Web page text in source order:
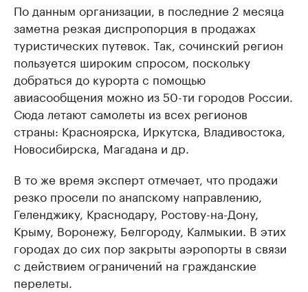
По данным организации, в последние 2 месяца
заметна резкая диспропорция в продажах
туристических путевок. Так, сочинский регион
пользуется широким спросом, поскольку
добраться до курорта с помощью
авиасообщения можно из 50-ти городов России.
Сюда летают самолеты из всех регионов
страны: Красноярска, Иркутска, Владивостока,
Новосибирска, Магадана и др.
В то же время эксперт отмечает, что продажи
резко просели по анапскому направлению,
Геленджику, Краснодару, Ростову-на-Дону,
Крыму, Воронежу, Белгороду, Калмыкии. В этих
городах до сих пор закрыты аэропорты в связи
с действием ограничений на гражданские
перелеты.